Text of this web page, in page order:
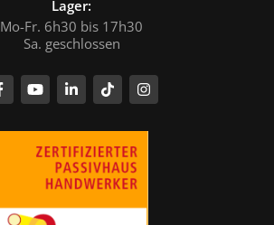
Lager:
Mo-Fr. 6h30 bis 17h30
Sa. geschlossen